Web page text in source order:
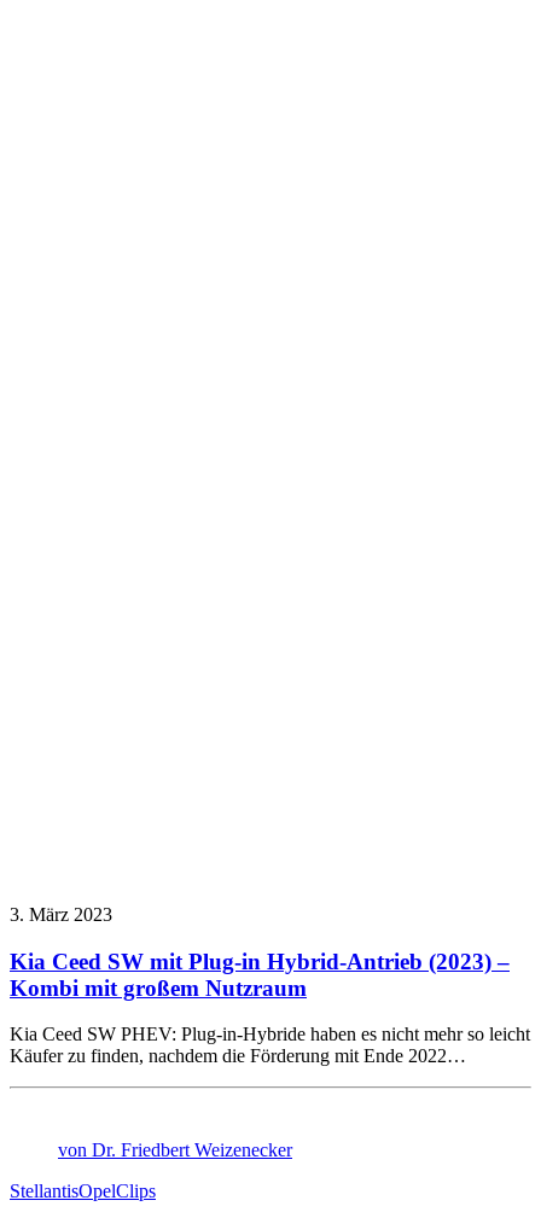
3. März 2023
Kia Ceed SW mit Plug-in Hybrid-Antrieb (2023) –
Kombi mit großem Nutzraum
Kia Ceed SW PHEV: Plug-in-Hybride haben es nicht mehr so leicht
Käufer zu finden, nachdem die Förderung mit Ende 2022…
von Dr. Friedbert Weizenecker
StellantisOpelClips